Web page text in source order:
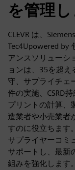
を管理し
CLEVR は、
Tec4Upowered by
アンスソリューシ
ョンは、35を超え
守、サプライチェ
件の実施、CSRD
プリントの計算、
造業者や小売業者
すのに役立ちます
サプライヤーコミ
サポートし、最新
組みを強化します